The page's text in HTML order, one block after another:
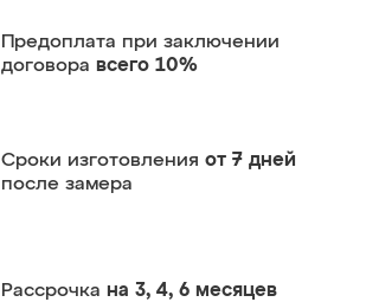
Предоплата при заключении
договора всего 10%
Сроки изготовления от 7 дней
после замера
Рассрочка на 3, 4, 6 месяцев